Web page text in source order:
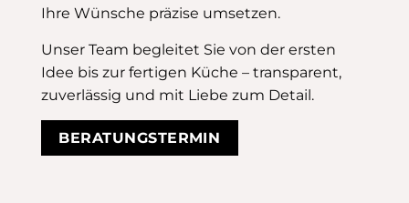
Ihre Wünsche präzise umsetzen.
Unser Team begleitet Sie von der ersten
Idee bis zur fertigen Küche – transparent,
zuverlässig und mit Liebe zum Detail.
BERATUNGSTERMIN